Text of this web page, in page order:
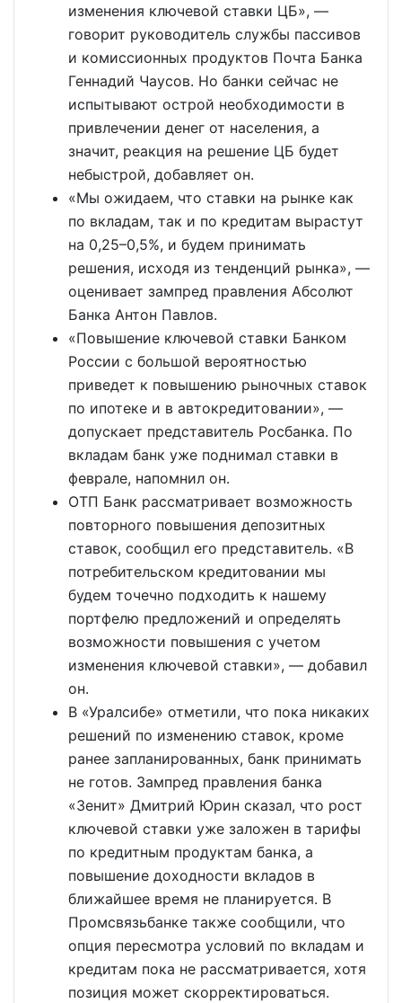
изменения ключевой ставки ЦБ», —
говорит руководитель службы пассивов
и комиссионных продуктов Почта Банка
Геннадий Чаусов. Но банки сейчас не
испытывают острой необходимости в
привлечении денег от населения, а
значит, реакция на решение ЦБ будет
небыстрой, добавляет он.
«Мы ожидаем, что ставки на рынке как
по вкладам, так и по кредитам вырастут
на 0,25–0,5%, и будем принимать
решения, исходя из тенденций рынка», —
оценивает зампред правления Абсолют
Банка Антон Павлов.
«Повышение ключевой ставки Банком
России с большой вероятностью
приведет к повышению рыночных ставок
по ипотеке и в автокредитовании», —
допускает представитель Росбанка. По
вкладам банк уже поднимал ставки в
феврале, напомнил он.
ОТП Банк рассматривает возможность
повторного повышения депозитных
ставок, сообщил его представитель. «В
потребительском кредитовании мы
будем точечно подходить к нашему
портфелю предложений и определять
возможности повышения с учетом
изменения ключевой ставки», — добавил
он.
В «Уралсибе» отметили, что пока никаких
решений по изменению ставок, кроме
ранее запланированных, банк принимать
не готов. Зампред правления банка
«Зенит» Дмитрий Юрин сказал, что рост
ключевой ставки уже заложен в тарифы
по кредитным продуктам банка, а
повышение доходности вкладов в
ближайшее время не планируется. В
Промсвязьбанке также сообщили, что
опция пересмотра условий по вкладам и
кредитам пока не рассматривается, хотя
позиция может скорректироваться.